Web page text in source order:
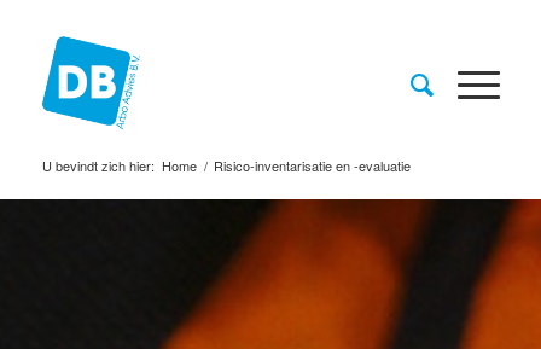
U bevindt zich hier: Home / Risico-inventarisatie en -evaluatie